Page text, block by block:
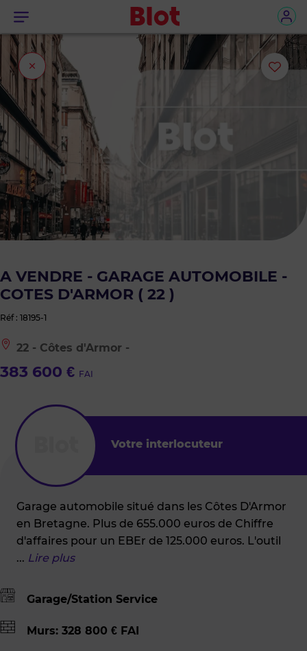
Menu
Fermer
l'onglet
des
A VENDRE - GARAGE AUTOMOBILE -
COTES D'ARMOR ( 22 )
Réf : 18195-1
383 600 € FAI
Le
bien
est
situé
Côtes
d'Armor
22 - Côtes d'Armor -
Votre interlocuteur
Garage automobile situé dans les Côtes D'Armor
en Bretagne. Plus de 655.000 euros de Chiffre
d'affaires pour un EBEr de 125.000 euros. L'outil
... Lire plus
Garage/Station Service
Murs: 328 800 € FAI